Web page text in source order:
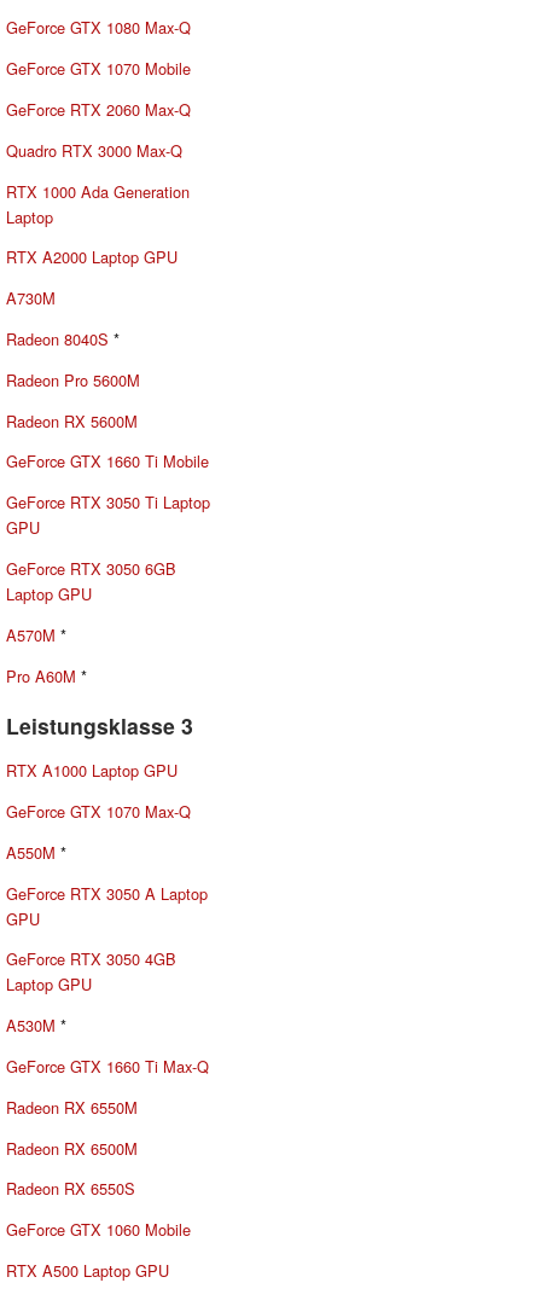
GeForce GTX 1080 Max-Q
GeForce GTX 1070 Mobile
GeForce RTX 2060 Max-Q
Quadro RTX 3000 Max-Q
RTX 1000 Ada Generation
Laptop
RTX A2000 Laptop GPU
A730M
Radeon 8040S *
Radeon Pro 5600M
Radeon RX 5600M
GeForce GTX 1660 Ti Mobile
GeForce RTX 3050 Ti Laptop
GPU
GeForce RTX 3050 6GB
Laptop GPU
A570M *
Pro A60M *
Leistungsklasse 3
RTX A1000 Laptop GPU
GeForce GTX 1070 Max-Q
A550M *
GeForce RTX 3050 A Laptop
GPU
GeForce RTX 3050 4GB
Laptop GPU
A530M *
GeForce GTX 1660 Ti Max-Q
Radeon RX 6550M
Radeon RX 6500M
Radeon RX 6550S
GeForce GTX 1060 Mobile
RTX A500 Laptop GPU